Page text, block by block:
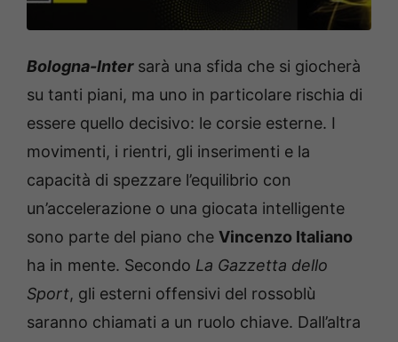
Bologna-Intersarà una sfida che si giocherà
su tanti piani, ma uno in particolare rischia di
essere quello decisivo: le corsie esterne. I
movimenti, i rientri, gli inserimenti e la
capacità di spezzare l’equilibrio con
un’accelerazione o una giocata intelligente
sono parte del piano che Vincenzo Italiano
ha in mente. Secondo La Gazzetta dello
Sport, gli esterni offensivi del rossoblù
saranno chiamati a un ruolo chiave. Dall’altra